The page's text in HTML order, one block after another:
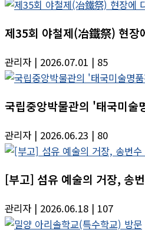
제35회 야철제(冶鐵祭) 현장
관리자 | 2026.07.01 | 85
국립중앙박물관의 '태국미술
관리자 | 2026.06.23 | 80
[부고] 섬유 예술의 거장, 송
관리자 | 2026.06.18 | 107